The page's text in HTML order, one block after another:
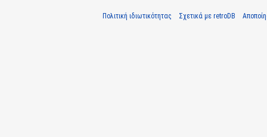
Πολιτική ιδιωτικότητας Σχετικά με retroDB